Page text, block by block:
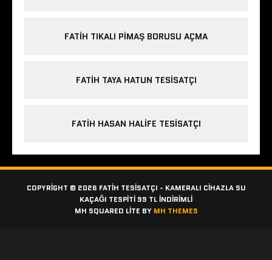
FATIH TIKALI PIMAŞ BORUSU AÇMA
FATIH TAYA HATUN TESISATÇI
FATIH HASAN HALIFE TESISATÇI
COPYRIGHT © 2026 FATIH TESISATÇI - KAMERALI CIHAZLA SU
KAÇAĞI TESPITI 99 TL İNDİRİMLİ
MH SQUARED LITE BY MH THEMES